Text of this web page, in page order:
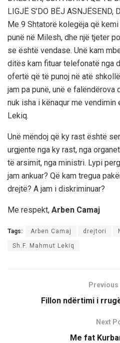
LIGJË S’DO BËJ ASNJËSEND,
Me 9 Shtatorë kolegëja që
punë në Milesh, dhe një tjeter
se është vendase. Unë kam
ditës kam fituar telefonatë nga
ofertë që të punoj në atë
jam pa punë, unë e
nuk isha i kënaqur me vendimin
Lekiq.
Unë mëndoj që ky rast është
urgjente nga ky rast, nga
të arsimit, nga ministri. Lypi
jam ankuar? Që kam tregua
drejtë? A jam i diskriminuar?
Me respekt, Arben Camaj
Tags: Arben Camaj drejtori
Sh.F. Mahmut Lekiq
Fillon ndërtimi i
Next
Me fat